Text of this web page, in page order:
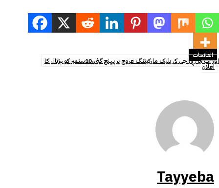
العلامات
اور اب ایل پی جی کی بلیک مارکیٹنگ عروج پر پہنچ گئی،10ستمبر کو ہڑتال کا
اعلان
Tayyeba